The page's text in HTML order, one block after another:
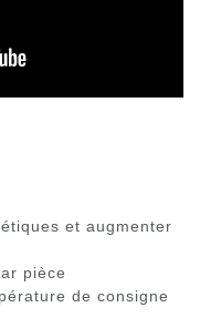
et augmenter
pièce
de consigne